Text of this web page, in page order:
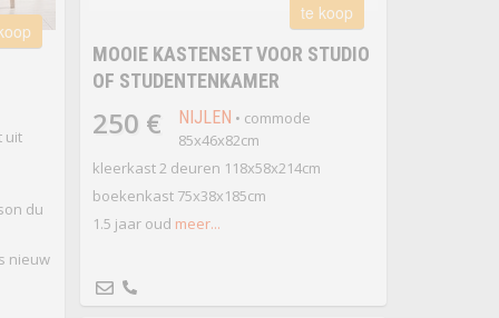
uit
du
nieuw
te koop
MOOIE KASTENSET VOOR STUDIO
OF STUDENTENKAMER
250 € NIJLEN • commode
85x46x82cm
kleerkast 2 deuren 118x58x214cm
boekenkast 75x38x185cm
1.5 jaar oud meer...